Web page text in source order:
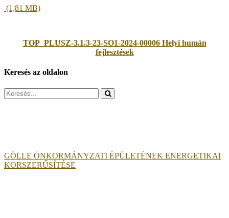
TOP_PLUSZ-3.1.3-23-SO1-2024-00006 Helyi humán
fejlesztések
Keresés az oldalon
Search
for:
GÖLLE ÖNKORMÁNYZATI ÉPÜLETÉNEK ENERGETIKAI
KORSZERŰSÍTÉSE